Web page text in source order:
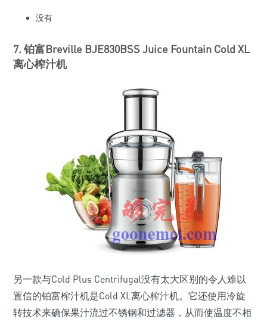
没有
7. 铂富Breville BJE830BSS Juice Fountain Cold XL
离心榨汁机
另一款与Cold Plus Centrifugal没有太大区别的令人难以
置信的铂富榨汁机是Cold XL离心榨汁机。它还使用冷旋
转技术来确保果汁流过不锈钢和过滤器，从而使温度不相